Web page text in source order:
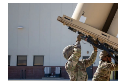
Làm đẹp - giảm cân
Phòng mạch online
Ăn sạch sống khỏe